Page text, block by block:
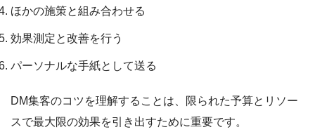
ほかの施策と組み合わせる
効果測定と改善を行う
パーソナルな手紙として送る
DM集客のコツを理解することは、限られた予算とリソー
スで最大限の効果を引き出すために重要です。